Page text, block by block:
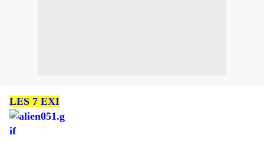
LES 7 EXI